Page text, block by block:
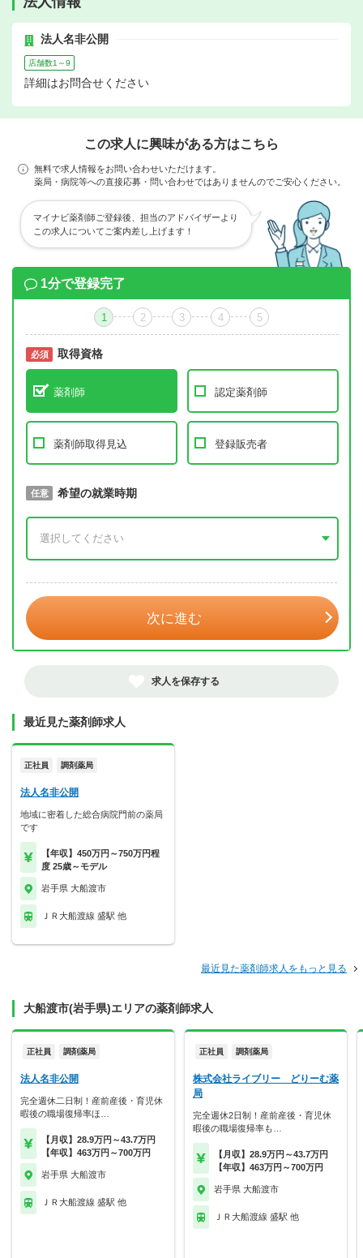
法人名非公開
店舗数1～9
詳細はお問合せください
この求人に興味がある方はこちら
無料で求人情報をお問い合わせいただけます。
薬局・病院等への直接応募・問い合わせではありませんのでご安心ください。
マイナビ薬剤師ご登録後、担当のアドバイザーより
この求人についてご案内差し上げます！
1分で登録完了
1 2 3 4 5
必須 取得資格
薬剤師 認定薬剤師
薬剤師取得見込 登録販売者
必須 取得予定年
任意 希望の就業時期
次に進む
求人を保存する
最近見た薬剤師求人
正社員 調剤薬局
法人名非公開
地域に密着した総合病院門前の薬局
です
【年収】450万円～750万円程
度 25歳～モデル
岩手県 大船渡市
ＪＲ大船渡線 盛駅 他
最近見た薬剤師求人をもっと見る
大船渡市(岩手県)エリアの薬剤師求人
正社員 調剤薬局
法人名非公開
完全週休二日制！産前産後・育児休
暇後の職場復帰率ほ…
【月収】28.9万円～43.7万円
【年収】463万円～700万円
岩手県 大船渡市
ＪＲ大船渡線 盛駅 他
正社員 調剤薬局
株式会社ライブリー どりーむ薬
局
完全週休2日制！産前産後・育児休
暇後の職場復帰率も…
【月収】28.9万円～43.7万円
【年収】463万円～700万円
岩手県 大船渡市
ＪＲ大船渡線 盛駅 他